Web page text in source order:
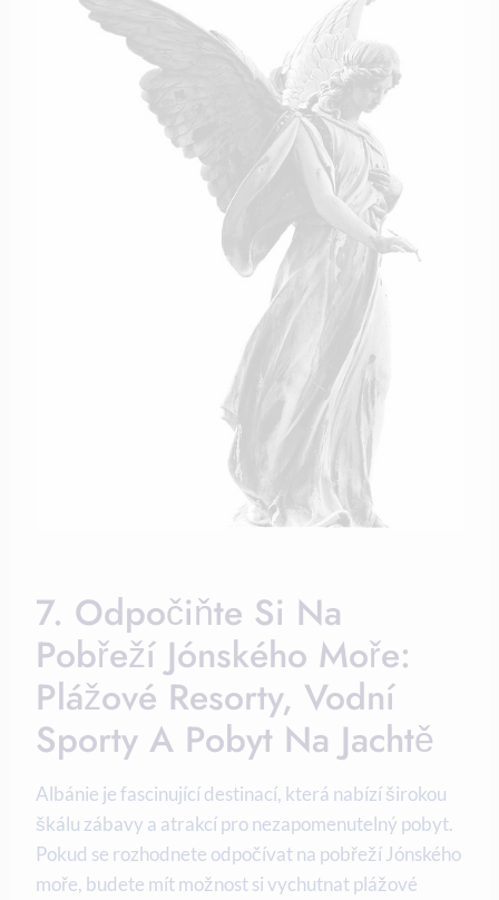
7. Odpočiňte Si Na
Pobřeží Jónského Moře:
Plážové Resorty, Vodní
Sporty ​a Pobyt Na Jachtě
Albánie je fascinující ⁤destinací, která ‍nabízí širokou
škálu zábavy a atrakcí pro nezapomenutelný ‌pobyt.​
Pokud⁤ se rozhodnete odpočívat na pobřeží Jónského
moře, budete mít možnost si vychutnat plážové